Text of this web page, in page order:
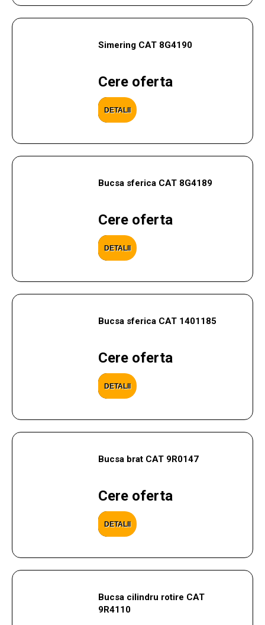
Simering CAT 8G4190
Cere oferta
DETALII
Bucsa sferica CAT 8G4189
Cere oferta
DETALII
Bucsa sferica CAT 1401185
Cere oferta
DETALII
Bucsa brat CAT 9R0147
Cere oferta
DETALII
Bucsa cilindru rotire CAT
9R4110